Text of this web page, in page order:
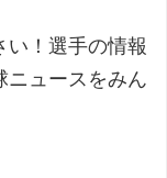
い！選手の情報
ニュースをみん